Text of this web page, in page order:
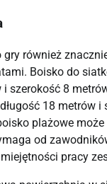
również
Boisko do
i szerokość 8
18 metrów i
plażowe
od
pracy